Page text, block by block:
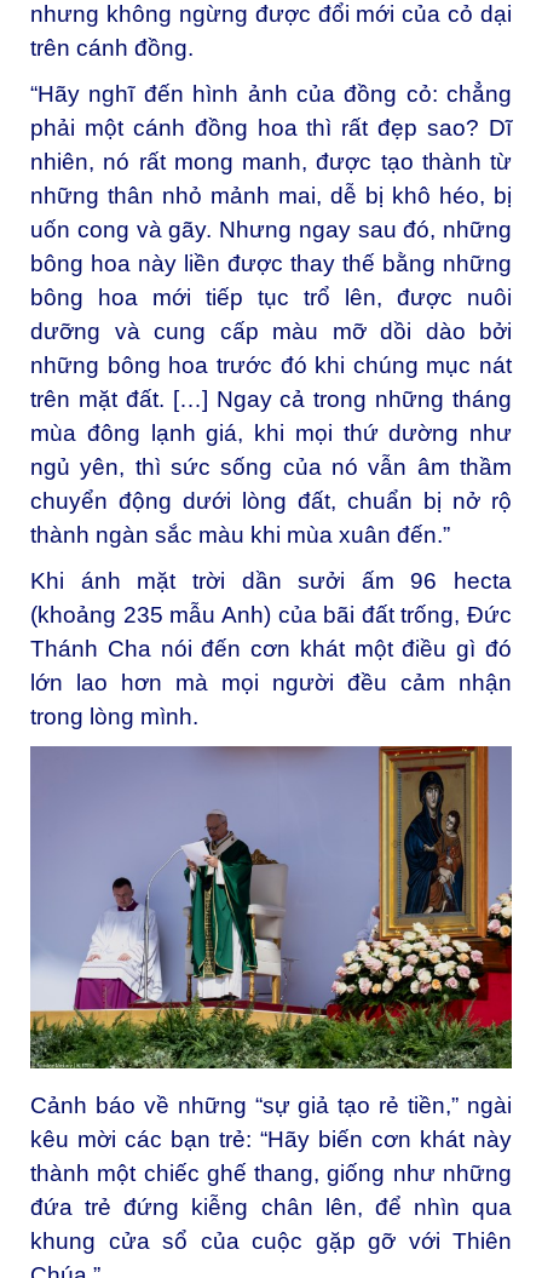
nhưng không ngừng được đổi mới của cỏ dại
trên cánh đồng.
“Hãy nghĩ đến hình ảnh của đồng cỏ: chẳng
phải một cánh đồng hoa thì rất đẹp sao? Dĩ
nhiên, nó rất mong manh, được tạo thành từ
những thân nhỏ mảnh mai, dễ bị khô héo, bị
uốn cong và gãy. Nhưng ngay sau đó, những
bông hoa này liền được thay thế bằng những
bông hoa mới tiếp tục trổ lên, được nuôi
dưỡng và cung cấp màu mỡ dồi dào bởi
những bông hoa trước đó khi chúng mục nát
trên mặt đất. […] Ngay cả trong những tháng
mùa đông lạnh giá, khi mọi thứ dường như
ngủ yên, thì sức sống của nó vẫn âm thầm
chuyển động dưới lòng đất, chuẩn bị nở rộ
thành ngàn sắc màu khi mùa xuân đến.”
Khi ánh mặt trời dần sưởi ấm 96 hecta
(khoảng 235 mẫu Anh) của bãi đất trống, Đức
Thánh Cha nói đến cơn khát một điều gì đó
lớn lao hơn mà mọi người đều cảm nhận
trong lòng mình.
Cảnh báo về những “sự giả tạo rẻ tiền,” ngài
kêu mời các bạn trẻ: “Hãy biến cơn khát này
thành một chiếc ghế thang, giống như những
đứa trẻ đứng kiễng chân lên, để nhìn qua
khung cửa sổ của cuộc gặp gỡ với Thiên